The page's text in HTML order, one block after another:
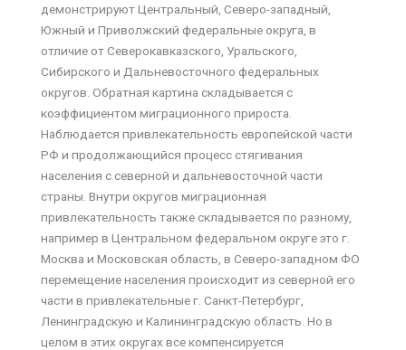
демонстрируют Центральный, Северо-западный,
Южный и Приволжский федеральные округа, в
отличие от Северокавказского, Уральского,
Сибирского и Дальневосточного федеральных
округов. Обратная картина складывается с
коэффициентом миграционного прироста.
Наблюдается привлекательность европейской части
РФ и продолжающийся процесс стягивания
населения с северной и дальневосточной части
страны. Внутри округов миграционная
привлекательность также складывается по разному,
например в Центральном федеральном округе это г.
Москва и Московская область, в Северо-западном ФО
перемещение населения происходит из северной его
части в привлекательные г. Санкт-Петербург,
Ленинградскую и Калининградскую область. Но в
целом в этих округах все компенсируется